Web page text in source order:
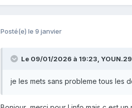
Posté(e) le 9 janvier
Le 09/01/2026 à 19:23, YOUN.29
je les mets sans probleme tous les